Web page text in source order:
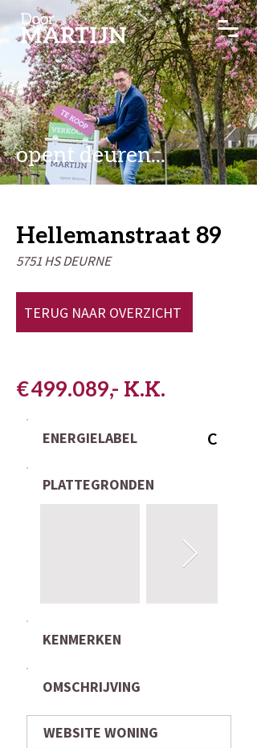
opent deuren...
Hellemanstraat 89
5751 HS DEURNE
TERUG NAAR OVERZICHT
€ 499.089,- K.K.
ENERGIELABEL C
PLATTEGRONDEN
KENMERKEN
OMSCHRIJVING
WEBSITE WONING